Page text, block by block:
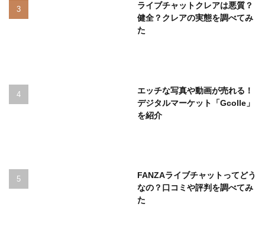
ライブチャットクレアは悪質？
健全？クレアの実態を調べてみ
た
エッチな写真や動画が売れる！
デジタルマーケット「Gcolle」
を紹介
FANZAライブチャットってどう
なの？口コミや評判を調べてみ
た